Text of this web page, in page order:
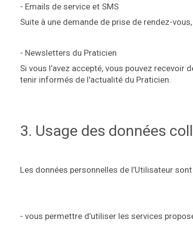
- Emails de service et SMS
Suite à une demande de prise de rendez-
- Newsletters du Praticien
Si vous l’avez accepté, vous pouvez
tenir informés de l'actualité du Praticien.
3. Usage des données
Les données personnelles de l’Utilisateur
- vous permettre d’utiliser les services